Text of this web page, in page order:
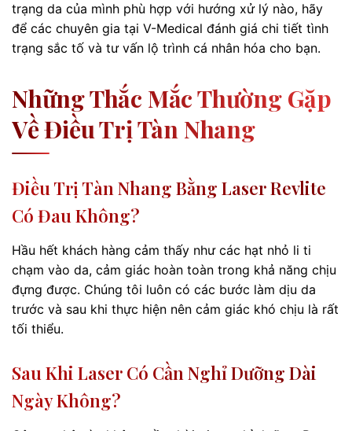
trạng da của mình phù hợp với hướng xử lý nào, hãy
để các chuyên gia tại V-Medical đánh giá chi tiết tình
trạng sắc tố và tư vấn lộ trình cá nhân hóa cho bạn.
Những Thắc Mắc Thường Gặp
Về Điều Trị Tàn Nhang
Điều Trị Tàn Nhang Bằng Laser Revlite
Có Đau Không?
Hầu hết khách hàng cảm thấy như các hạt nhỏ li ti
chạm vào da, cảm giác hoàn toàn trong khả năng chịu
đựng được. Chúng tôi luôn có các bước làm dịu da
trước và sau khi thực hiện nên cảm giác khó chịu là rất
tối thiểu.
Sau Khi Laser Có Cần Nghỉ Dưỡng Dài
Ngày Không?